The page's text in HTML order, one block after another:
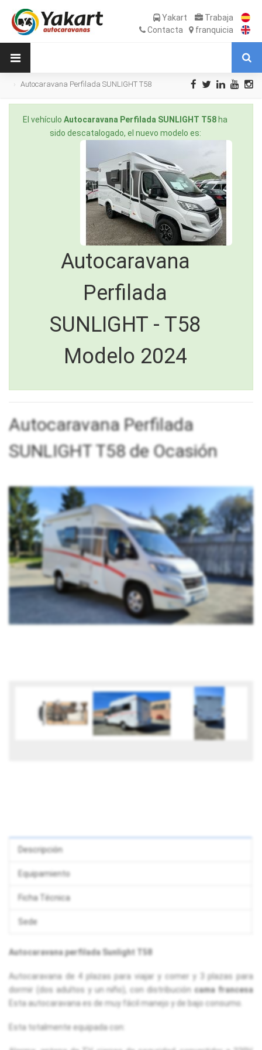
Yakart
Trabaja
Contacta
franquicia
Autocaravana Perfilada SUNLIGHT T58
El vehículo Autocaravana Perfilada SUNLIGHT T58ha
sido descatalogado, el nuevo modelo es:
Autocaravana
Perfilada
SUNLIGHT - T58
Modelo 2024
Autocaravana Perfilada
SUNLIGHT T58 de Ocasión
Descripción
Equipamiento
Ficha Técnica
Sede
Autocaravana perfilada Sunlight T58
Autocaravana de 4 plazas para viajar y comer y 3 plazas para
dormir (dos adultos y un niño), con distribucióncama francesa
Esta autocaravana es de muy fácil manejo y de bajo consumo.
Esta totalmente equipada con: